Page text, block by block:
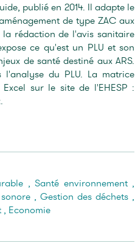
publié en 2014. Il adapte le
de type ZAC aux
rédaction de l'avis sanitaire
ce qu'est un PLU et son
de santé destiné aux ARS.
du PLU. La matrice
sur le site de l'EHESP :
,Santé environnement,
,Gestion des déchets ,
, Economie